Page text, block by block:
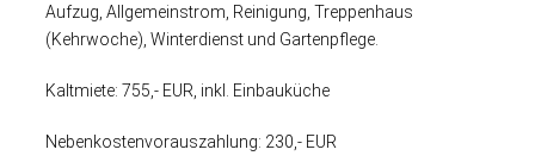
Aufzug, Allgemeinstrom, Reinigung, Treppenhaus
(Kehrwoche), Winterdienst und Gartenpflege.
Kaltmiete: 755,- EUR, inkl. Einbauküche
Nebenkostenvorauszahlung: 230,- EUR